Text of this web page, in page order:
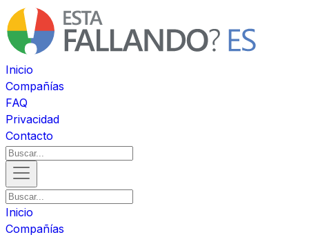
Inicio
Compañías
FAQ
Privacidad
Contacto
Inicio
Compañías